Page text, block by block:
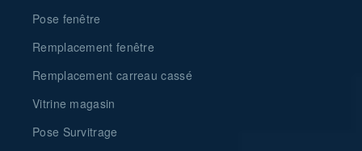
Pose fenêtre
Remplacement fenêtre
Remplacement carreau cassé
Vitrine magasin
Pose Survitrage